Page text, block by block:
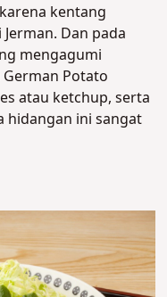
kentang
Dan pada
mengagumi
Potato
atau ketchup, serta
hidangan ini sangat